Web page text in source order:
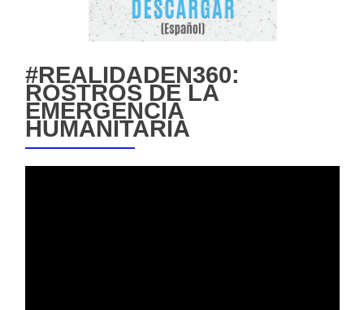
#REALIDADEN360:
ROSTROS DE LA
EMERGENCIA
HUMANITARIA